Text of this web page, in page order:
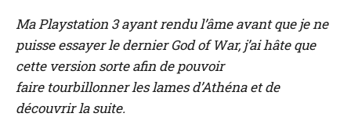
Ma Playstation 3 ayant rendu l’âme avant que je ne
puisse essayer le dernier God of War, j’ai hâte que
cette version sorte afin de pouvoir
faire tourbillonner les lames d’Athéna et de
découvrir la suite.